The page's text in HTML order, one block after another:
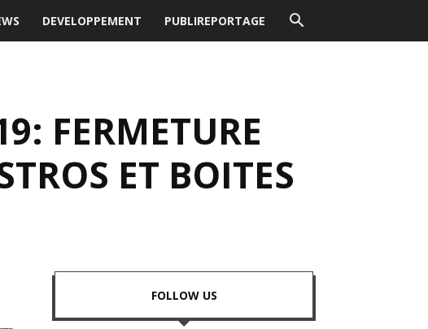
DEVELOPPEMENT PUBLIREPORTAGE
FERMETURE
ET BOITES
FOLLOW US